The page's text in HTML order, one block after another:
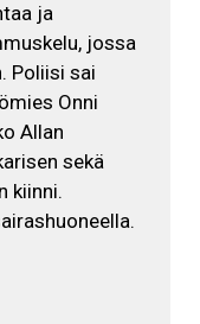
ja
jossa
Poliisi sai
Onni
Allan
sekä
kiinni.